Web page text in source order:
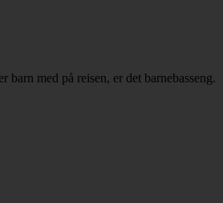
med på reisen, er det barnebasseng.